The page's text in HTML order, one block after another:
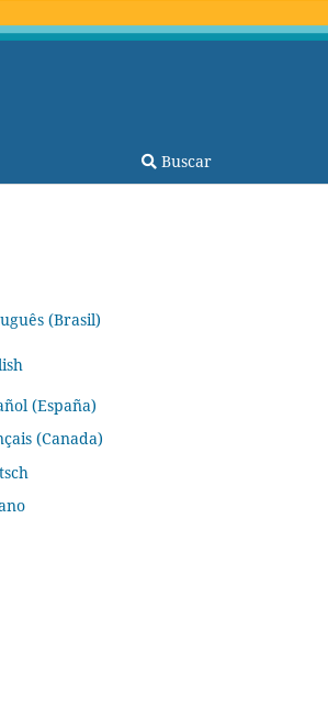
Buscar
(Brasil)
(España)
(Canada)